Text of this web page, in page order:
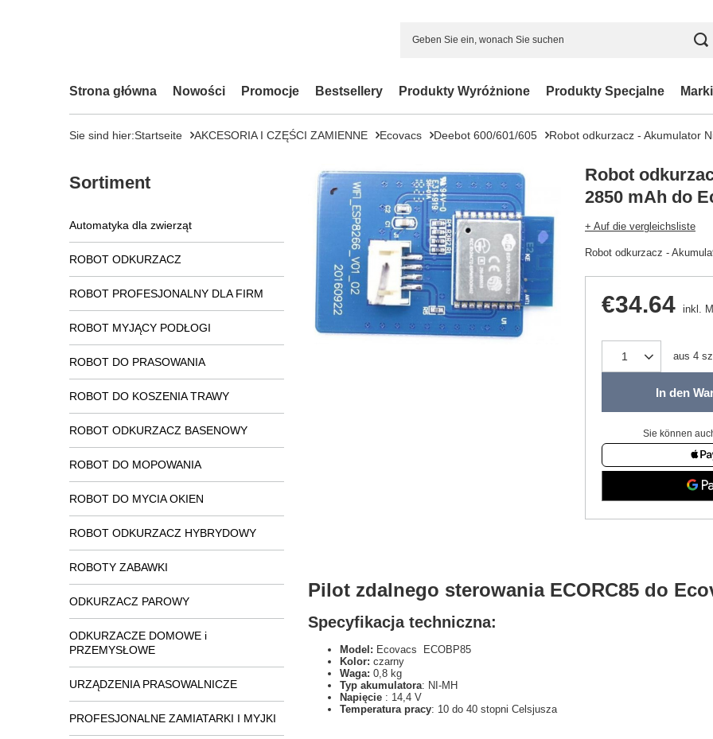
Strona główna Nowości Promocje Bestsellery Produkty Wyróżnione Produkty Specjalne Marki
Sie sind hier:Startseite AKCESORIA I CZĘŚCI ZAMIENNE Ecovacs Deebot 600/601/605 Robot odkurzacz - Akumulator
Sortiment
Automatyka dla zwierząt
ROBOT ODKURZACZ
ROBOT PROFESJONALNY DLA FIRM
ROBOT MYJĄCY PODŁOGI
ROBOT DO PRASOWANIA
ROBOT DO KOSZENIA TRAWY
ROBOT ODKURZACZ BASENOWY
ROBOT DO MOPOWANIA
ROBOT DO MYCIA OKIEN
ROBOT ODKURZACZ HYBRYDOWY
ROBOTY ZABAWKI
ODKURZACZ PAROWY
ODKURZACZE DOMOWE i
PRZEMYSŁOWE
URZĄDZENIA PRASOWALNICZE
PROFESJONALNE ZAMIATARKI I MYJKI
Robot
2850 mAh do
+ Auf die vergleichsliste
Robot odkurzacz -
€34.64 inkl.
aus 4
In den
Sie können
Pilot zdalnego sterowania ECORC85 do
Specyfikacja techniczna:
Model: Ecovacs ECOBP85
Kolor: czarny
Waga: 0,8 kg
Typ akumulatora: NI-MH
Napięcie : 14,4 V
Temperatura pracy: 10 do 40 stopni Celsjusza